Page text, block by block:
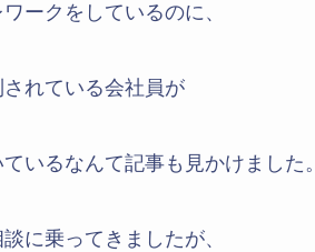
ークをしているのに、
れている会社員が
いるなんて記事も見かけました。
に乗ってきましたが、